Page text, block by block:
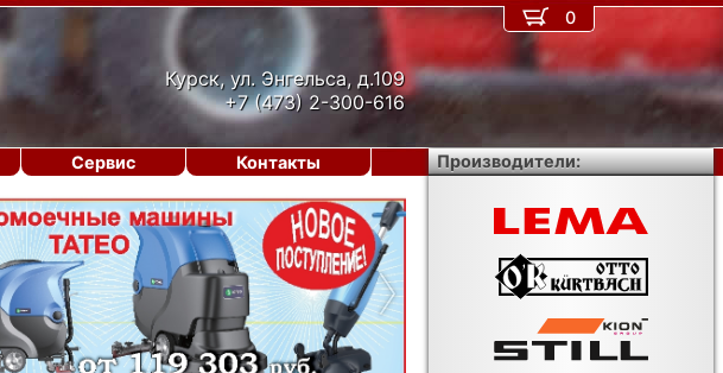
Курск, ул. Энгельса, д.109
+7 (473) 2-300-616
›
0
Сервис Контакты Производители: